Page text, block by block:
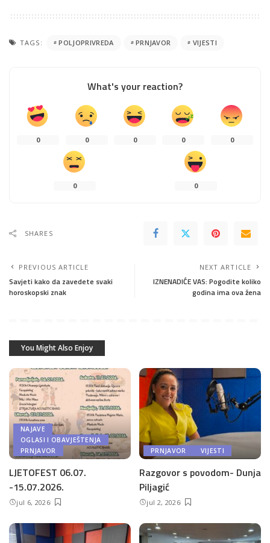
TAGS: POLJOPRIVREDA PRNJAVOR VIJESTI
What's your reaction?
0 0 0 0 0
0 0
SHARES
PREVIOUS ARTICLE
Savjeti kako da zavedete svaki
horoskopski znak
NEXT ARTICLE
IZNENADIĆE VAS: Pogodite koliko
godina ima ova žena
You Might Also Enjoy
NAJAVE
OGLASI I OBAVJEŠTENJA
PRNJAVOR
LJETOFEST 06.07.
-15.07.2026.
jul 6, 2026
PRNJAVOR VIJESTI
Razgovor s povodom- Dunja
Piljagić
jul 2, 2026